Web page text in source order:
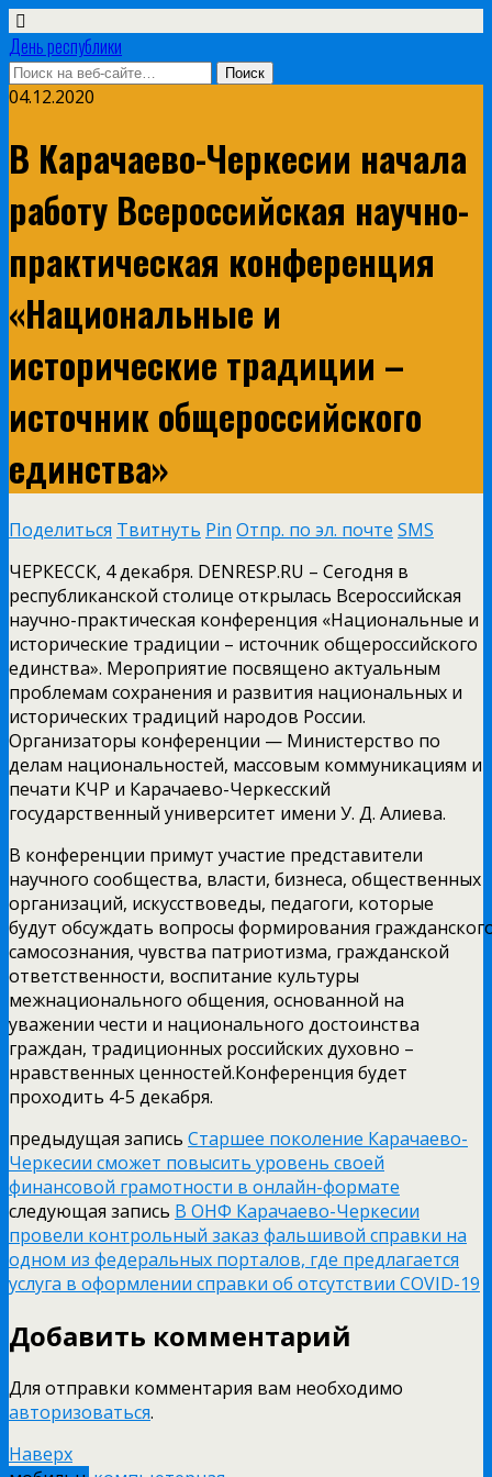
День республики
04.12.2020
В Карачаево-Черкесии начала
работу Всероссийская научно-
практическая конференция
«Национальные и
исторические традиции –
источник общероссийского
единства»
Поделиться Твитнуть Pin Отпр. по эл. почте SMS
ЧЕРКЕССК, 4 декабря. DENRESP.RU – Сегодня в
республиканской столице открылась Всероссийская
научно-практическая конференция «Национальные и
исторические традиции – источник общероссийского
единства». Мероприятие посвящено актуальным
проблемам сохранения и развития национальных и
исторических традиций народов России.
Организаторы конференции — Министерство по
делам национальностей, массовым коммуникациям и
печати КЧР и Карачаево-Черкесский
государственный университет имени У. Д. Алиева.
В конференции примут участие представители
научного сообщества, власти, бизнеса, общественных
организаций, искусствоведы, педагоги, которые
будут обсуждать вопросы формирования
самосознания, чувства патриотизма, гражданской
ответственности, воспитание культуры
межнационального общения, основанной на
уважении чести и национального достоинства
граждан, традиционных российских духовно –
нравственных ценностей.Конференция будет
проходить 4-5 декабря.
предыдущая запись Старшее поколение Карачаево-
Черкесии сможет повысить уровень своей
финансовой грамотности в онлайн-формате
следующая запись В ОНФ Карачаево-Черкесии
провели контрольный заказ фальшивой справки на
одном из федеральных порталов, где предлагается
услуга в оформлении справки об отсутствии COVID-19
Добавить комментарий
Для отправки комментария вам необходимо
авторизоваться.
Наверх